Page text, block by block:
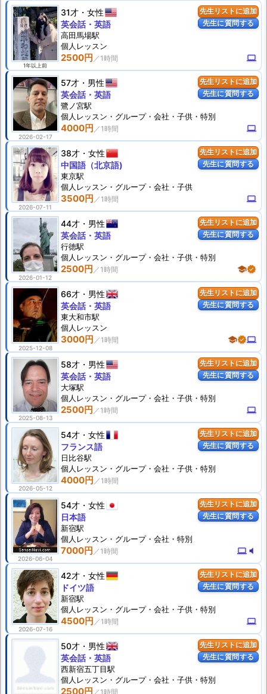
先生リストに追加
先生に質問する
1年以上前
31才 女性
2500円 computer
英会話・英語
高田馬場駅
個人 レッスン
先生リストに追加
先生に質問する
2026-02-17
57才 男性
4000円 computer
英会話・英語
鷺ノ宮駅
個人 レッスン ・グループ・会社・子供・特別
先生リストに追加
先生に質問する
2026-07-11
38才 女性
3500円 computer
中国語（北京語)
東京駅
個人 レッスン ・グループ・会社・子供
先生リストに追加
先生に質問する
2026-01-12
44才 男性
2500円 schoolverified
英会話・英語
行徳駅
個人 レッスン ・グループ・会社・子供・特別
先生リストに追加
先生に質問する
2025-12-08
66才 男性
3000円 schoolverifiedcomputer
英会話・英語
東大和市駅
個人 レッスン
先生リストに追加
先生に質問する
2025-08-13
58才 男性
2500円 computer
英会話・英語
大塚駅
個人 レッスン ・グループ・会社・子供・特別
先生リストに追加
先生に質問する
2026-05-12
54才 女性
4000円
フランス語
日比谷駅
個人 レッスン ・グループ・会社・子供・特別
先生リストに追加
先生に質問する
2026-06-04
54才 女性
7000円 computer volume_mute
日本語
新宿駅
個人 レッスン ・グループ・会社・特別
先生リストに追加
先生に質問する
2026-07-16
42才 女性
4500円 computer
ドイツ語
新宿駅
個人 レッスン ・グループ・会社・子供・特別
先生リストに追加
先生に質問する
50才 男性
2500円
英会話・英語
西新宿五丁目駅
個人 レッスン ・グループ・会社・子供・特別